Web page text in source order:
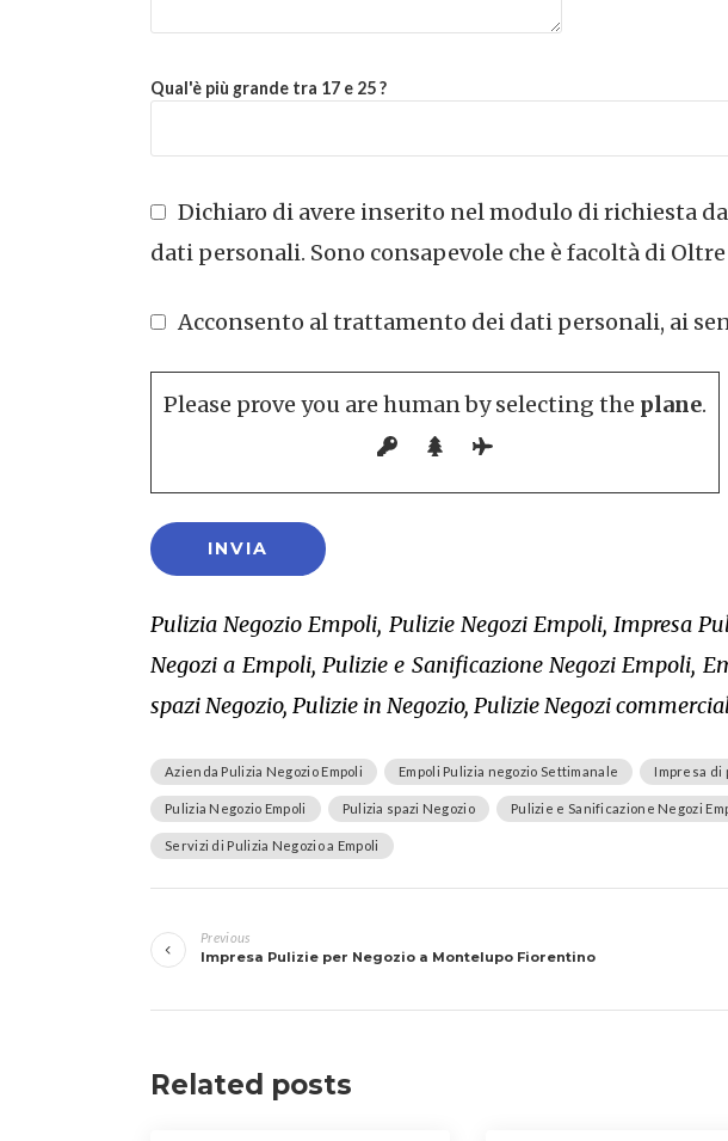
Qual'è più grande tra 17 e 25 ?
Dichiaro di avere inserito nel modulo di richiesta
dati personali. Sono consapevole che è facoltà di
Acconsento al trattamento dei dati personali, ai
Please prove you are human by selecting the plane.
Pulizia Negozio Empoli, Pulizie Negozi Empoli, Impresa
Negozi a Empoli, Pulizie e Sanificazione Negozi Empoli,
spazi Negozio, Pulizie in Negozio, Pulizie Negozi
Azienda Pulizia Negozio Empoli Empoli Pulizia negozio Settimanale Impresa di
Pulizia Negozio Empoli Pulizia spazi Negozio Pulizie e Sanificazione Negozi
Servizi di Pulizia Negozio a Empoli
articoli
Previous
Impresa Pulizie per Negozio a Montelupo Fiorentino
Related posts